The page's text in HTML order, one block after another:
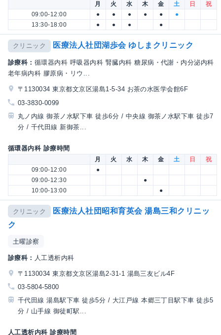
月 火 水 木 金 土 日
祝
09:00-12:00
● ● ● ● ●
●
13:30-18:00
● ● ● ●
クリニック 医療法人社団湖歩会 ゆしまクリニック
診療科： 循環器内科 呼吸器内科 腎臓内科 糖尿病・代謝・内分泌内科
老年病内科 膠原病・リウ...
〒1130034 東京都文京区湯島1-5-34 お茶の水医学会館6F
03-3830-0099
丸ノ内線 御茶ノ水駅下車 徒歩6分 / 中央線 御茶ノ水駅下車 徒歩7
分 / 千代田線 新御茶...
循環器内科 診療時間
月 火 水 木 金 土 日
祝
09:00-12:00
●
09:00-12:30
●
10:00-13:00
●
クリニック
医療法人社団昭和育英会 湯島三和クリニッ
ク
土曜診察
診療科： 人工透析内科
〒1130034 東京都文京区湯島2-31-1 湯島三友ビル4F
03-5804-5800
千代田線 湯島駅下車 徒歩5分 / 大江戸線 本郷三丁目駅下車 徒歩5
分 / 山手線 御徒町駅...
人工透析内科 診療時間